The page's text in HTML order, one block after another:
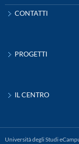
CONTATTI
PROGETTI
IL CENTRO
Università degli Studi